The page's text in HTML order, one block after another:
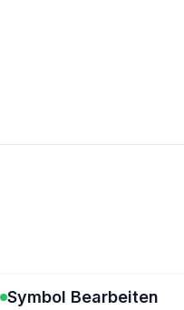
Symbol Bearbeiten